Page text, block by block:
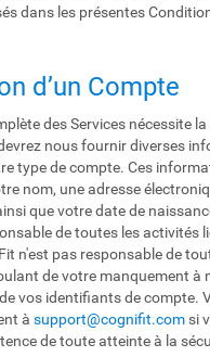
dans les présentes
d’un Compte
des Services nécessite
nous fournir diverses
type de compte. Ces
nom, une adresse
que votre date de
de toutes les activités
n'est pas responsable de
de votre manquement à
vos identifiants de compte.
àsupport@cognifit.com si
de toute atteinte à la